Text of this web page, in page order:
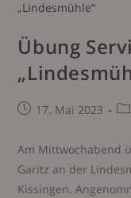
Übung
Beitrag17. Mai 2023
Am Mittwochabend
Garitz an der
Kissingen.